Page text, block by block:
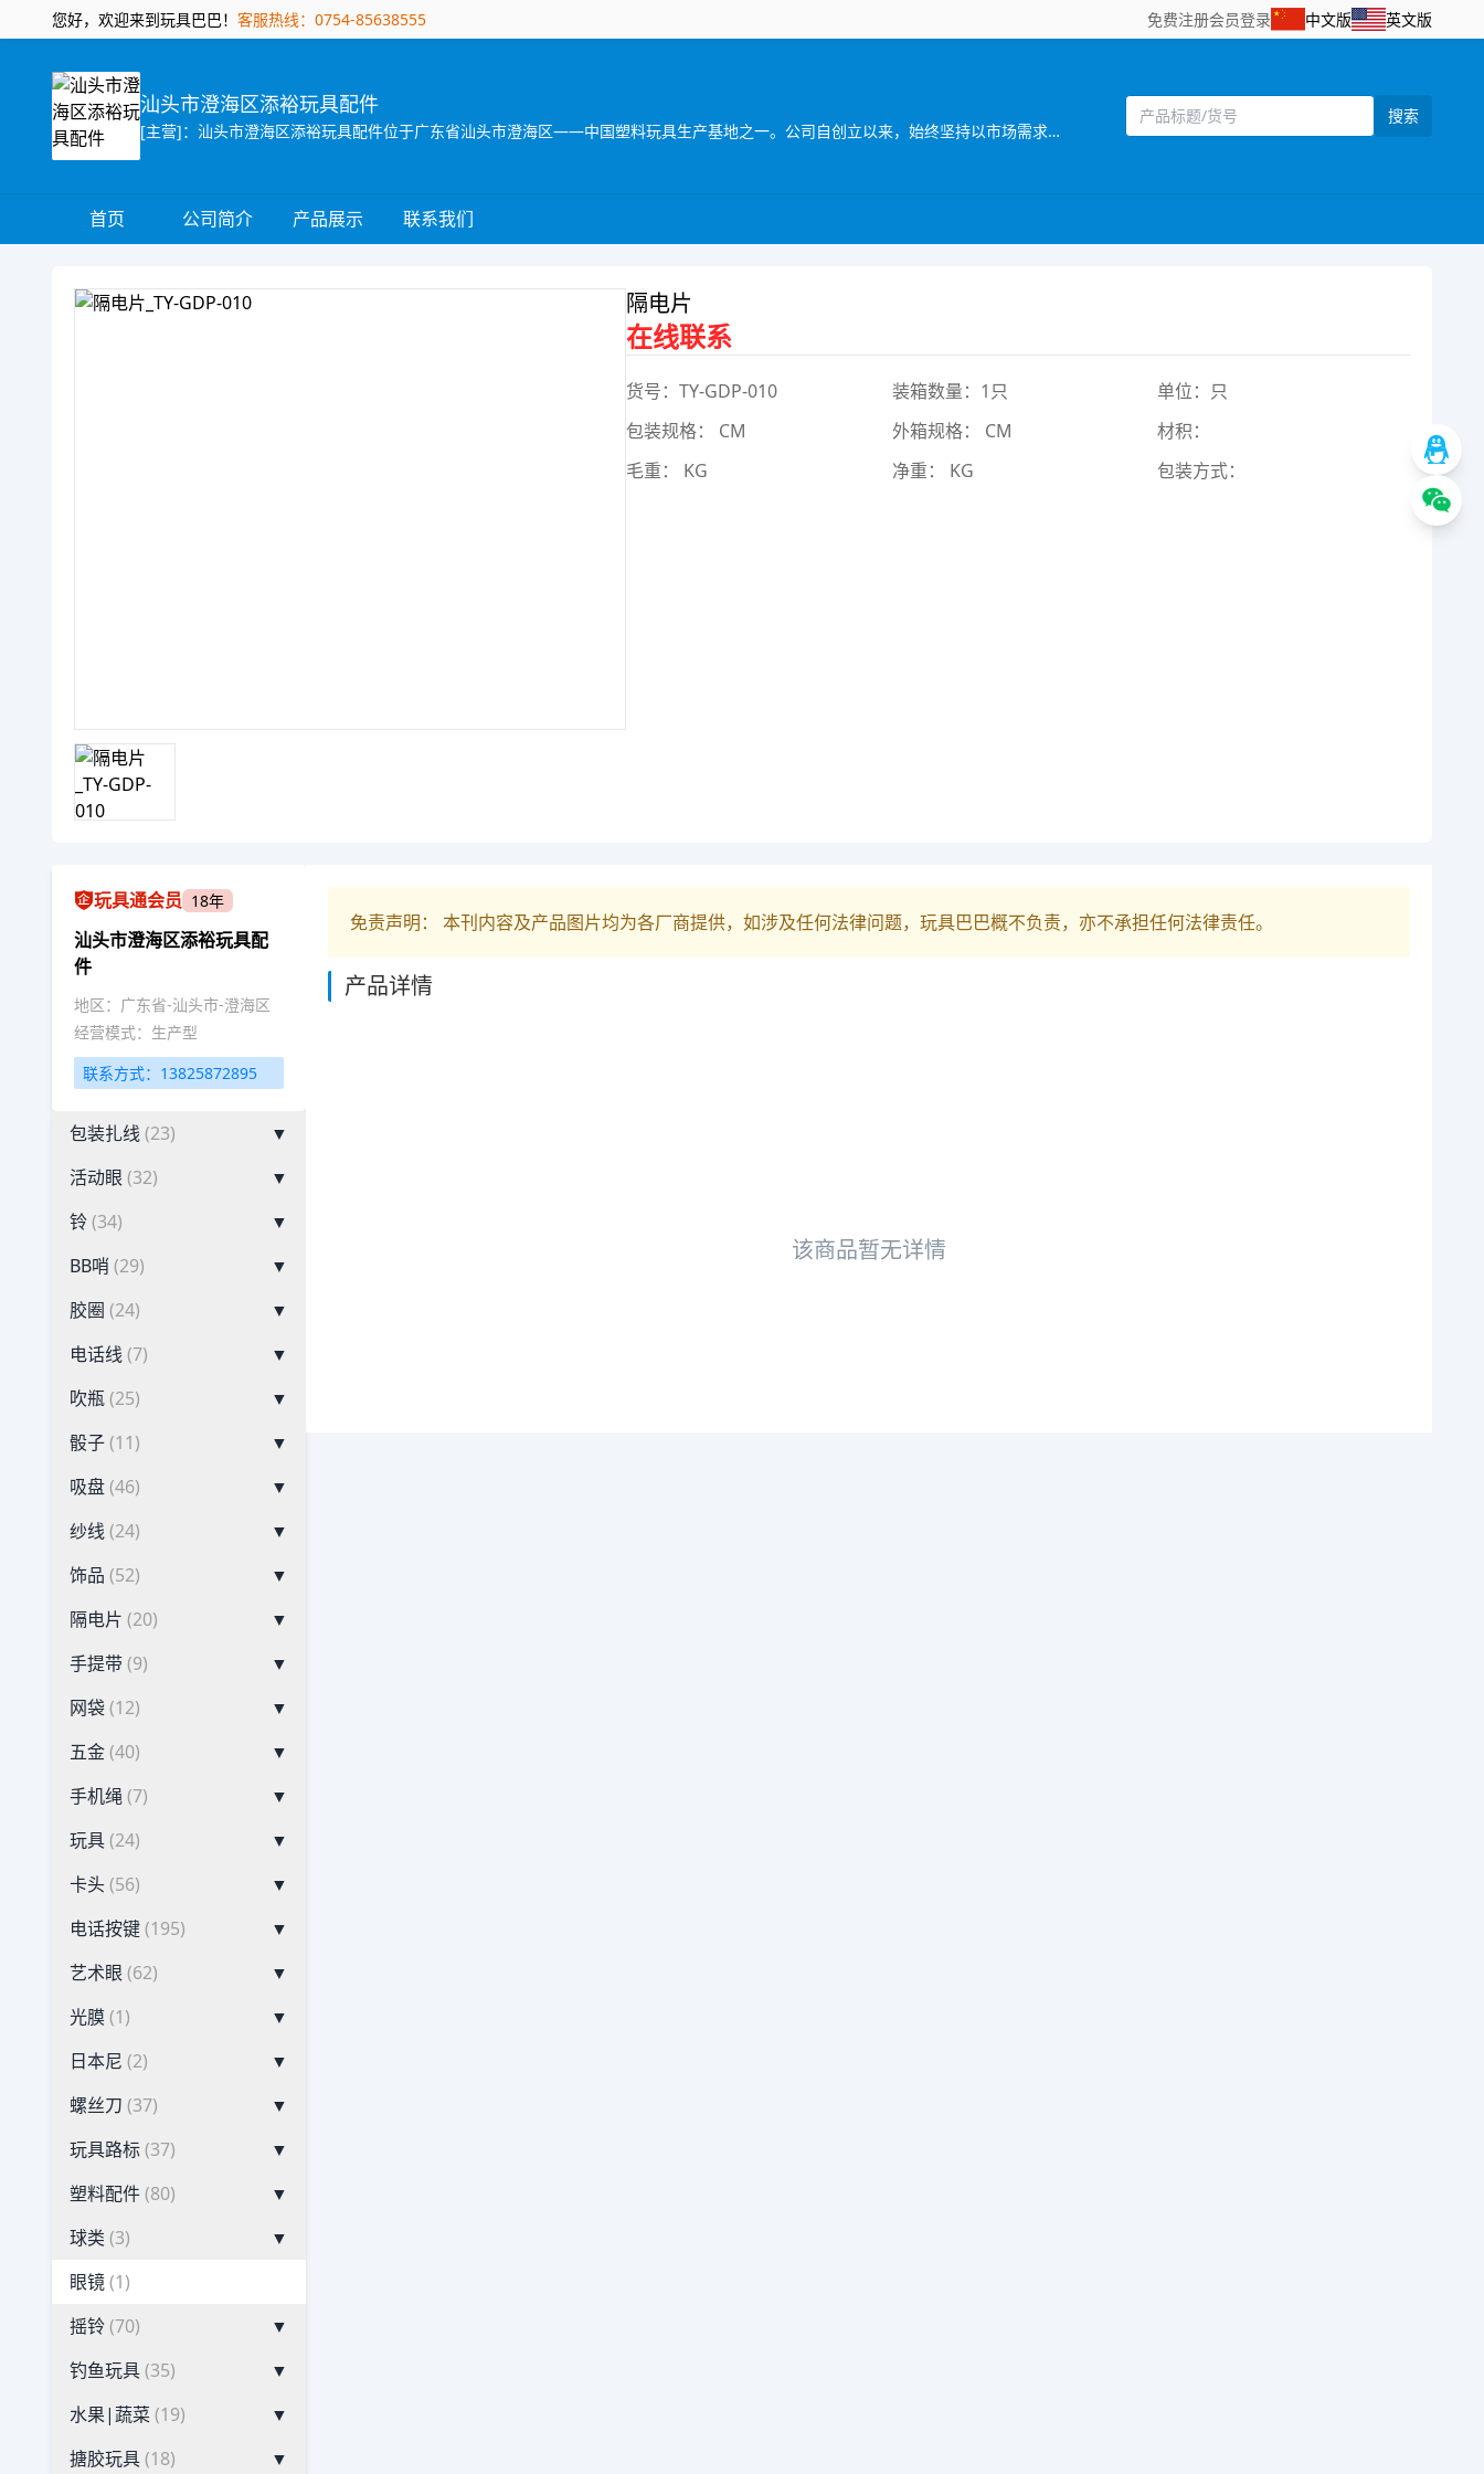
您好，欢迎来到玩具巴巴！ 客服热线：0754-85638555 免费注册会员登录 中文版 英文版
汕头市澄海区添裕玩具配件
[主营]：汕头市澄海区添裕玩具配件位于广东省汕头市澄海区——中国塑料玩具生产基地之一。公司自创立以来，始终坚持以市场需求为主导，以产品质量为企业生命，研发创新以科技含量较高的产品为目标，以设计独特，功能齐全的产品特色，参与市场竞争。同时，公司还拥有一批熟悉玩具产品贸易业务、精通外贸英语的高素质业务人员，配备有电脑网络等现代化办公设施，为贸易全过程提供了优质高效的服务，受到了各地贸易伙伴的高度评价。公司一贯奉行“质量第一，诚信立业”的经营理念，确保产品符合相关的质量标准和客户要求。深受广大客户的信赖和欢迎。公司业务正蒸蒸日上。 公司本着“勇于开拓，不断创新，诚信务实，客户至上，质量第一，追求卓著”的企业理念，严格控制产品质量，不断改进创新，确保产品符合相关质量标准和客户要求，凭借自身优势及准确的市场定位，使产品更具吸引力和趣味性，倍受客户好评。以诚为本、平等合作的经营宗旨，深受各商家，消费者的信任及赞誉。“创造、技术、品质”是本公司面向21世纪的口号。 展望未来，我们正以饱满的热情，昂扬的姿态，积极致力玩具新产品的开发，全面提高企业管理层次，把公司建设成为规模化的现代化科技企业。 汕头市澄海区添裕玩具配件欢迎海内外客商到我网站浏览、查询、订购;欢迎到公司展厅直接选购!“让客户得到最满意的产品”， 竭诚希望与各海内外客户建立长期友好的合作。互惠互利，携手共创辉煌明天!
搜索
首页 公司简介 产品展示 联系我们
隔电片
在线联系
货号：TY-GDP-010 装箱数量：1只
单位：只
包装规格： CM
外箱规格： CM
材积：
毛重： KG
净重： KG 包装方式：
玩具通会员 18年
汕头市澄海区添裕玩具配
件
地区：广东省-汕头市-澄海区
经营模式：生产型
联系方式：13825872895
包装扎线(23)
▼
活动眼 (32)
▼
铃(34)
▼
BB哨 (29)
▼
胶圈 (24)
▼
电话线(7)
▼
吹瓶(25)
▼
骰子(11)
▼
吸盘(46)
▼
纱线(24)
▼
饰品 (52)
▼
隔电片 (20)
▼
手提带(9)
▼
网袋(12)
▼
五金(40)
▼
手机绳(7)
▼
玩具(24)
▼
卡头(56)
▼
电话按键(195)
▼
艺术眼 (62)
▼
光膜(1)
▼
日本尼 (2)
▼
螺丝刀 (37)
▼
玩具路标(37)
▼
塑料配件(80)
▼
球类 (3)
▼
眼镜(1)
摇铃(70)
▼
钓鱼玩具(35)
▼
水果|蔬菜(19)
▼
搪胶玩具(18) ▼
免责声明： 本刊内容及产品图片均为各厂商提供，如涉及任何法律问题，玩具巴巴概不负责，亦不承担任何法律责任。
产品详情
该商品暂无详情